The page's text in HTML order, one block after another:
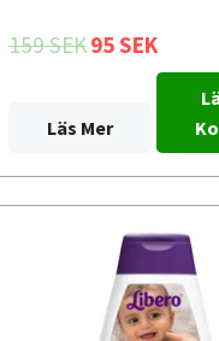
159 SEK95 SEK
Läs Mer